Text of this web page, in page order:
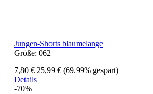
Jungen-Shorts blaumelange
Größe: 062
7,80 € 25,99 € (69.99% gespart)
Details
-70%